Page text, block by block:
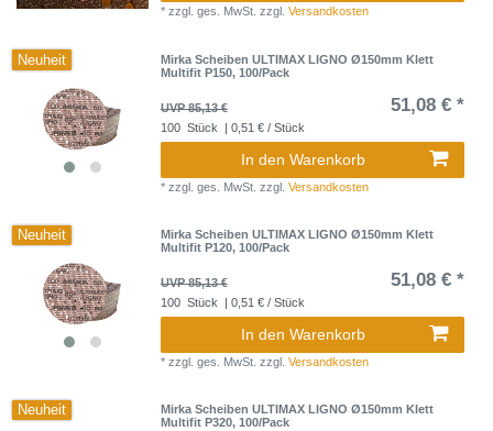
* zzgl. ges. MwSt. zzgl. Versandkosten
Neuheit
Mirka Scheiben ULTIMAX LIGNO Ø150mm Klett
Multifit P150, 100/Pack
UVP 85,13 € 51,08 € *
100 Stück | 0,51 € / Stück
In den Warenkorb
* zzgl. ges. MwSt. zzgl. Versandkosten
Neuheit
Mirka Scheiben ULTIMAX LIGNO Ø150mm Klett
Multifit P120, 100/Pack
UVP 85,13 € 51,08 € *
100 Stück | 0,51 € / Stück
In den Warenkorb
* zzgl. ges. MwSt. zzgl. Versandkosten
Neuheit
Mirka Scheiben ULTIMAX LIGNO Ø150mm Klett
Multifit P320, 100/Pack